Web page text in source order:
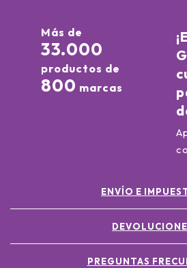
Más de
33.000
productos de
800 marcas
ENVÍO E
PREGUNTAS